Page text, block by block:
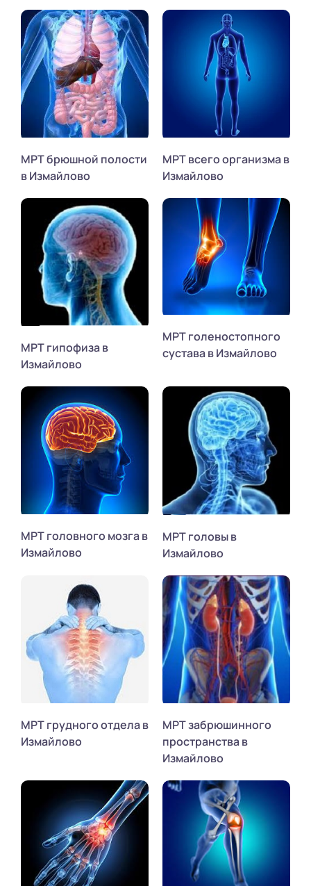
МРТ брюшной полости
в Измайлово
МРТ всего организма в
Измайлово
МРТ гипофиза в
Измайлово
МРТ голеностопного
сустава в Измайлово
МРТ головного мозга в
Измайлово
МРТ головы в
Измайлово
МРТ грудного отдела в
Измайлово
МРТ забрюшинного
пространства в
Измайлово